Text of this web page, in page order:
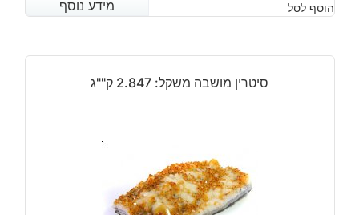
המקורי
הנוכחי
מידע נוסף הוסף לסל מידע נוסף
סיטרין מושבה משקל: 2.847 ק""ג